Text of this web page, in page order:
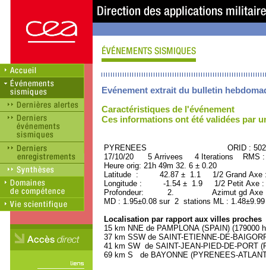
Evénement extrait du bulletin
Caractéristiques de l'événement
Ces informations ont été validées par
PYRENEES ORID :
17/10/20 5 Arrivees 4 Iterations RMS
Heure orig: 21h 49m 32. 6 ± 0.20
Latitude : 42.87 ± 1.1 1/2 Grand
Longitude : -1.54 ± 1.9 1/2 Petit Axe
Profondeur: 2. Azimut gd Axe :
MD : 1.95±0.08 sur 2 stations ML :
Localisation par rapport aux villes proches
15 km NNE de PAMPLONA (SPAIN) (179000
37 km SSW de SAINT-ETIENNE-DE-
41 km SW de SAINT-JEAN-PIED-DE-PORT
69 km S de BAYONNE (PYRENEES-